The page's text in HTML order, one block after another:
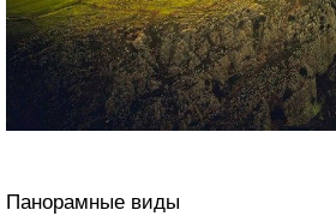
Панорамные виды